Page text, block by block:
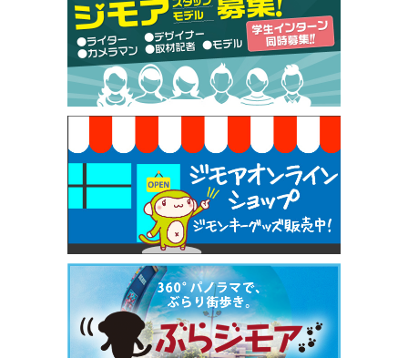
【ジモア限定特典①】まつ毛カール 3,850円→ 2,7
50円（Premiere（プルミエール））
[有効期限]2026年9月30日
焼き餃子 一皿サービス（餃子酒場たっちゃん 西
早稲田店）
[有効期限]2026年9月30日